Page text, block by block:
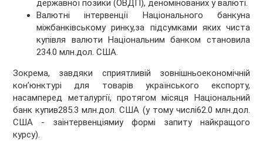
державної позики (ОВДП), деномінованих у валюті.
Валютні інтервенції Національного банкуна
міжбанківському ринку,за підсумками яких чиста
купівля валюти Національним банком становила
234.0 млн.дол. США.
Зокрема, завдяки сприятливій зовнішньоекономічній
кон’юнктурі для товарів українського експорту,
насамперед металургії, протягом місяця Національний
банк купив285.3 млн.дол. США (у тому числі62.0 млн.дол.
США - заінтервенціямиу формі запиту найкращого
курсу).